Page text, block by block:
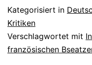
Kategorisiert in
Kritiken
Verschlagwortet mit
französischen